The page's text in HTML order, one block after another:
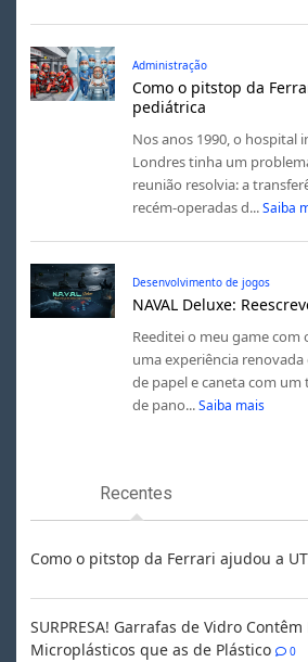
Administração
Como o pitstop da
pediátrica
Nos anos 1990, o hospital
Londres tinha um
reunião resolvia: a
recém-operadas d... Saiba
Desenvolvimento de jogos
NAVAL Deluxe:
Reeditei o meu game com
uma experiência
de papel e caneta com
de pano... Saiba mais
Recentes
Como o pitstop da Ferrari ajudou a
SURPRESA! Garrafas de Vidro Contêm
Microplásticos que as de Plástico
0